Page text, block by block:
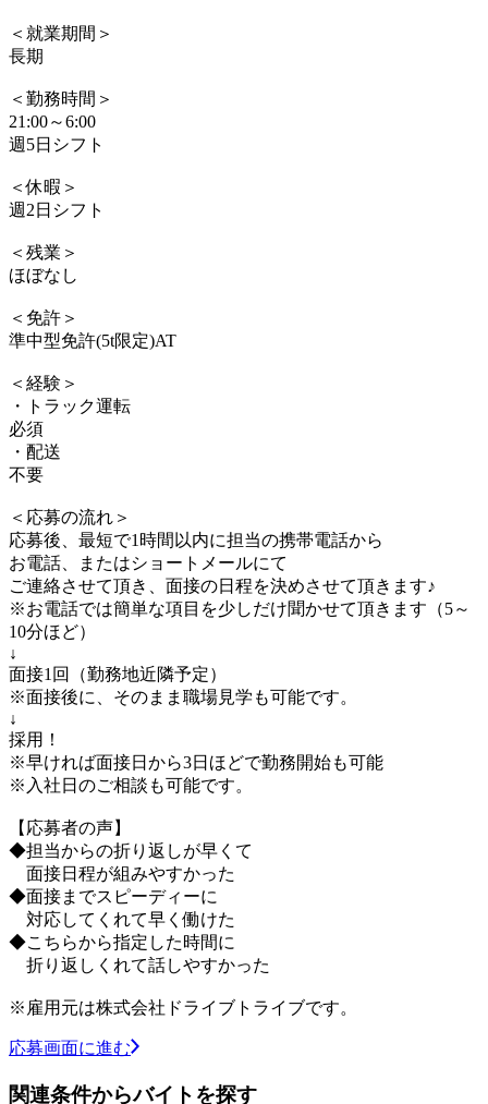
＜就業期間＞
長期
＜勤務時間＞
21:00～6:00
週5日シフト
＜休暇＞
週2日シフト
＜残業＞
ほぼなし
＜免許＞
準中型免許(5t限定)AT
＜経験＞
・トラック運転
必須
・配送
不要
＜応募の流れ＞
応募後、最短で1時間以内に担当の携帯電話から
お電話、またはショートメールにて
ご連絡させて頂き、面接の日程を決めさせて頂きます♪
※お電話では簡単な項目を少しだけ聞かせて頂きます（5～
10分ほど）
↓
面接1回（勤務地近隣予定）
※面接後に、そのまま職場見学も可能です。
↓
採用！
※早ければ面接日から3日ほどで勤務開始も可能
※入社日のご相談も可能です。
【応募者の声】
◆担当からの折り返しが早くて
面接日程が組みやすかった
◆面接までスピーディーに
対応してくれて早く働けた
◆こちらから指定した時間に
折り返しくれて話しやすかった
※雇用元は株式会社ドライブトライブです。
応募画面に進む
関連条件からバイトを探す